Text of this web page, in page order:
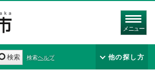
メニュー
検索 検索ヘルプ 他の探し方